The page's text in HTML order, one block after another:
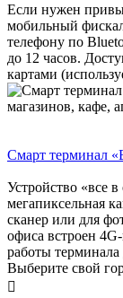
Если нужен
мобильный
телефону по
до 12 часов.
картами
Смарт терминал
Устройство «все
мегапиксельная
сканер или для
офиса встроен
работы терминала
Выберите свой
